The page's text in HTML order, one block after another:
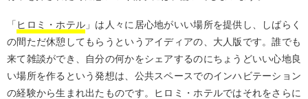
「 ヒロミ・ホテル 」は人々に居心地がいい場所を提供し、しばらく
の間ただ休憩してもらうというアイディアの、大人版です。誰でも
来て雑談ができ、自分の何かをシェアするのにちょうどいい心地良
い場所を作るという発想は、公共スペースでのインハビテーション
の経験から生まれ出たものです。ヒロミ・ホテルではそれをさらに